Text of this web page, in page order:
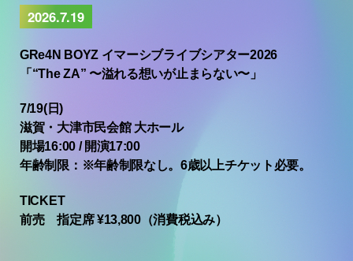
2026.7.19
GRe4N BOYZ イマーシブライブシアター2026
「“The ZA” 〜溢れる想いが止まらない〜」
7/19(日)
滋賀・大津市民会館 大ホール
開場16:00 / 開演17:00
年齢制限：※年齢制限なし。6歳以上チケット必要。
TICKET
前売 指定席 ¥13,800（消費税込み）